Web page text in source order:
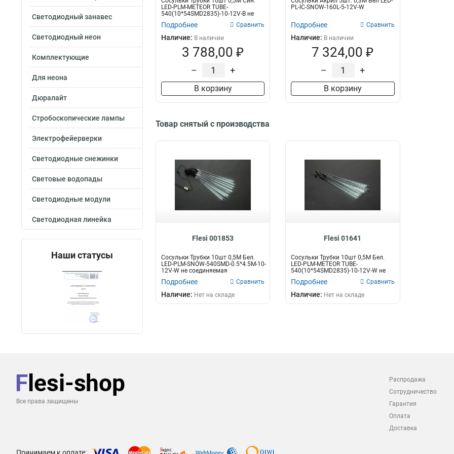
Светодиодный занавес
Светодиодный неон
Комплектующие
Для неона
Дюралайт
Стробоскопические лампы
Электрофейерверки
Светодиодные снежинки
Световые водопады
Светодиодные модули
Светодиодная линейка
Наши статусы
LED-PLM-METEOR TUBE-
540(10*54SMD2835)-10-12V-B не
соединяемая
Подробнее Сравнить
Наличие: В наличии
3 788,00 ₽
– +
В корзину
PL-IC-SNOW-160L-5-12V-W
Подробнее Сравнить
Наличие: В наличии
7 324,00 ₽
– +
В корзину
Товар снятый с производства
Flesi 001853
Сосульки Трубки 10шт 0,5М Бел.
LED-PLM-SNOW-540SMD-0.5*4.5M-10-
12V-W не соединяемая
Подробнее Сравнить
Наличие: Нет на складе
Flesi 01641
Сосульки Трубки 10шт 0,5М Бел.
LED-PLM-METEOR TUBE-
540(10*54SMD2835)-10-12V-W не
соединяемая
Подробнее Сравнить
Наличие: Нет на складе
Все права защищены
Распродажа
Сотрудничество
Гарантия
Оплата
Доставка
Принимаем к оплате: